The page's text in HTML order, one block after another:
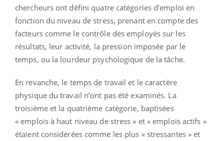
chercheurs ont défini quatre catégories d’emploi en
fonction du niveau de stress, prenant en compte des
facteurs comme le contrôle des employés sur les
résultats, leur activité, la pression imposée par le
temps, ou la lourdeur psychologique de la tâche.
En revanche, le temps de travail et le caractère
physique du travail n’ont pas été examinés. La
troisième et la quatrième catégorie, baptisées
« emplois à haut niveau de stress » et « emplois actifs »
étaient considérées comme les plus « stressantes » et